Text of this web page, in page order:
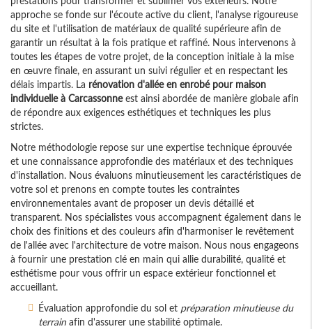
approche se fonde sur l'écoute active du client, l'analyse rigoureuse
du site et l'utilisation de matériaux de qualité supérieure afin de
garantir un résultat à la fois pratique et raffiné. Nous intervenons à
toutes les étapes de votre projet, de la conception initiale à la mise
en œuvre finale, en assurant un suivi régulier et en respectant les
délais impartis. La rénovation d'allée en enrobé pour maison
individuelle à Carcassonneest ainsi abordée de manière globale afin
de répondre aux exigences esthétiques et techniques les plus
strictes.
Notre méthodologie repose sur une expertise technique éprouvée
et une connaissance approfondie des matériaux et des techniques
d'installation. Nous évaluons minutieusement les caractéristiques de
votre sol et prenons en compte toutes les contraintes
environnementales avant de proposer un devis détaillé et
transparent. Nos spécialistes vous accompagnent également dans le
choix des finitions et des couleurs afin d'harmoniser le revêtement
de l'allée avec l'architecture de votre maison. Nous nous engageons
à fournir une prestation clé en main qui allie durabilité, qualité et
esthétisme pour vous offrir un espace extérieur fonctionnel et
accueillant.
Évaluation approfondie du sol et préparation minutieuse du
terrain afin d'assurer une stabilité optimale.